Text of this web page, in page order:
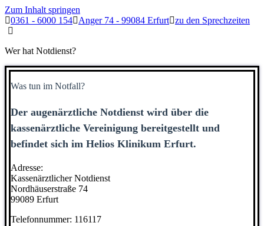
Zum Inhalt springen
0361 - 6000 154
Anger 74 - 99084 Erfurt zu den Sprechzeiten
Wer hat Notdienst?
Was tun im Notfall?
Der augenärztliche Notdienst wird über die
kassenärztliche Vereinigung bereitgestellt und
befindet sich im Helios Klinikum Erfurt.
Adresse:
Kassenärztlicher Notdienst
Nordhäuserstraße 74
99089 Erfurt
Telefonnummer: 116117